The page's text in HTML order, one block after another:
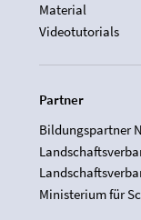
Material
Videotutorials
Partner
Bildungspartner
Ministerium für